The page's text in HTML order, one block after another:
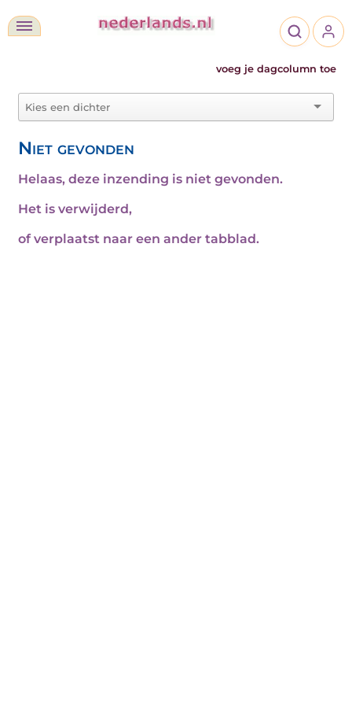
voeg je dagcolumn toe
Niet gevonden
Helaas, deze inzending is niet gevonden.
Het is verwijderd,
of verplaatst naar een ander tabblad.